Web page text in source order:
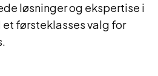
løsninger og ekspertise i
førsteklasses valg for